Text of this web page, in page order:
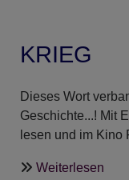
KRIEG
Dieses Wort
Geschichte...! Mit
lesen und im Kino
Weiterlesen